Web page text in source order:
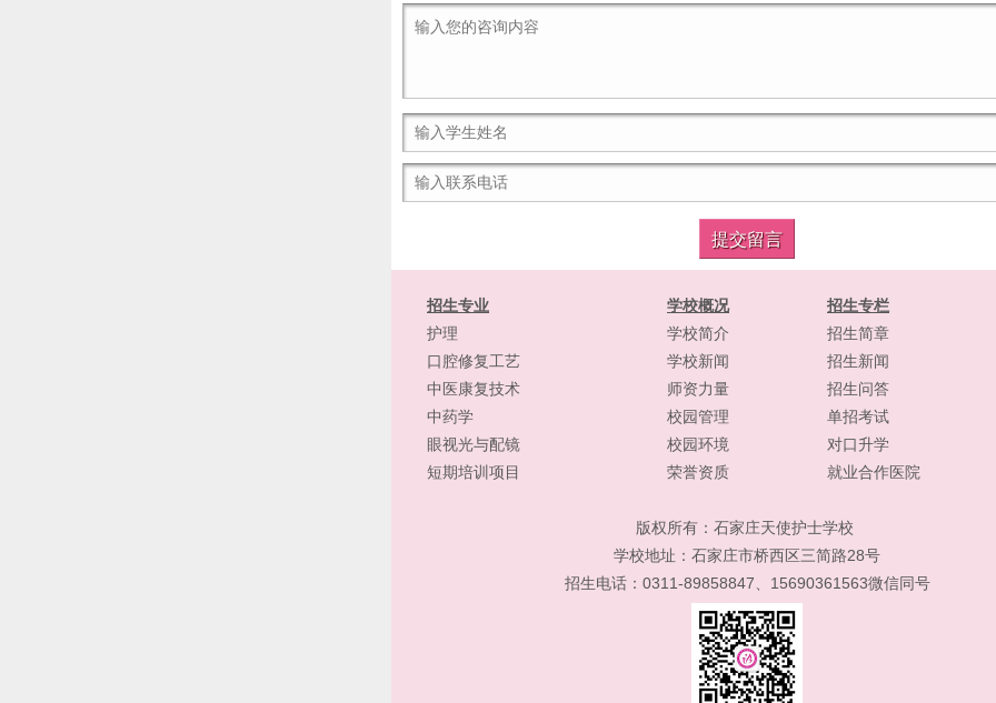
招生专业
护理
口腔修复工艺
中医康复技术
中药学
眼视光与配镜
短期培训项目
学校概况
学校简介
学校新闻
师资力量
校园管理
校园环境
荣誉资质
招生专栏
招生简章
招生新闻
招生问答
单招考试
对口升学
就业合作医院
版权所有： 石家庄天使护士学校
学校地址：石家庄市桥西区三简路28号
招生电话：0311-89858847、15690361563微信同号